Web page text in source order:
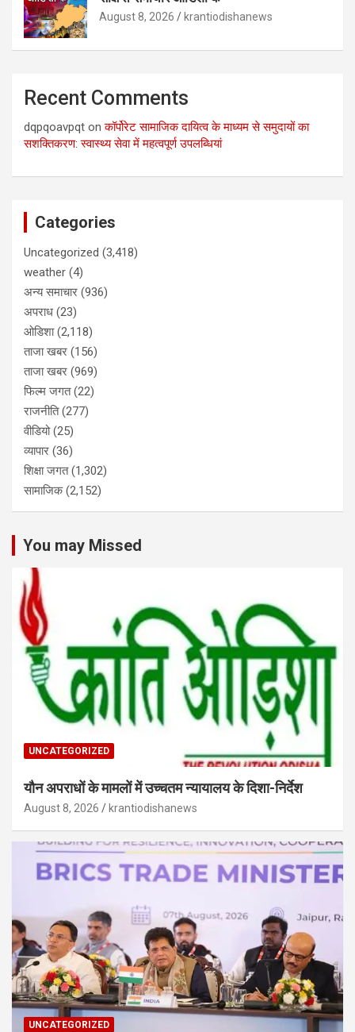
August 8, 2026 krantiodishanews
Recent Comments
dqpqoavpqt onकॉर्पोरेट सामाजिक दायित्व के माध्यम से समुदायों का
सशक्तिकरण: स्वास्थ्य सेवा में महत्वपूर्ण उपलब्धियां
Categories
Uncategorized (3,418)
weather (4)
अन्य समाचार (936)
अपराध (23)
ओडिशा(2,118)
ताजा खबर (156)
ताजा खबर (969)
फिल्म जगत(22)
राजनीति(277)
वीडियो(25)
व्यापार (36)
शिक्षा जगत(1,302)
सामाजिक(2,152)
You may Missed
UNCATEGORIZED
यौन अपराधों के मामलों में उच्चतम न्यायालय के दिशा-निर्देश
August 8, 2026 krantiodishanews
UNCATEGORIZED